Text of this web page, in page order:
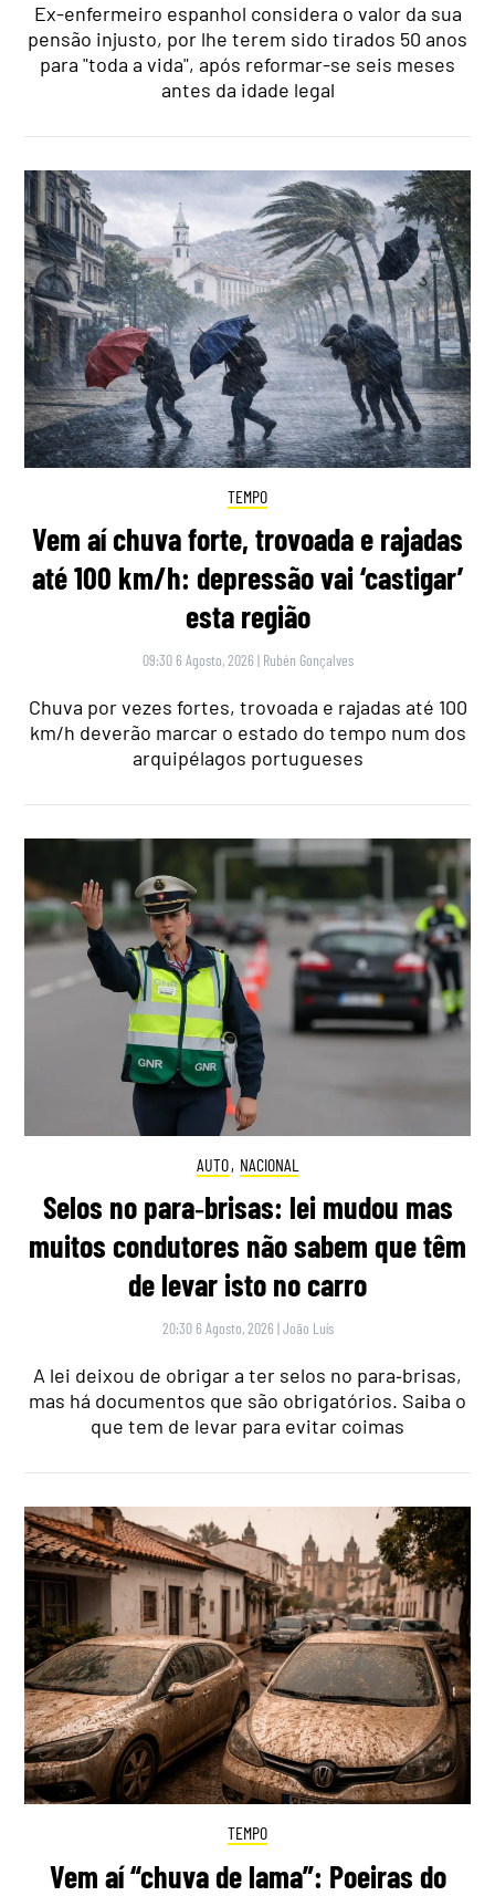
Ex-enfermeiro espanhol considera o valor da sua
pensão injusto, por lhe terem sido tirados 50 anos
para "toda a vida", após reformar-se seis meses
antes da idade legal
TEMPO
Vem aí chuva forte, trovoada e rajadas
até 100 km/h: depressão vai ‘castigar’
esta região
09:30 6 Agosto, 2026 | Rubén Gonçalves
Chuva por vezes fortes, trovoada e rajadas até 100
km/h deverão marcar o estado do tempo num dos
arquipélagos portugueses
AUTO, NACIONAL
Selos no para‑brisas: lei mudou mas
muitos condutores não sabem que têm
de levar isto no carro
20:30 6 Agosto, 2026 |João Luís
A lei deixou de obrigar a ter selos no para‑brisas,
mas há documentos que são obrigatórios. Saiba o
que tem de levar para evitar coimas
TEMPO
Vem aí “chuva de lama”: Poeiras do